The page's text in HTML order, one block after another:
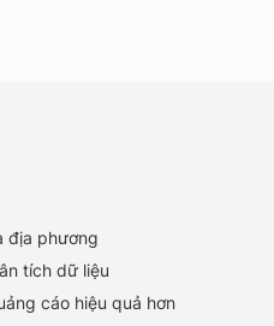
địa phương
tích dữ liệu
cáo hiệu quả hơn